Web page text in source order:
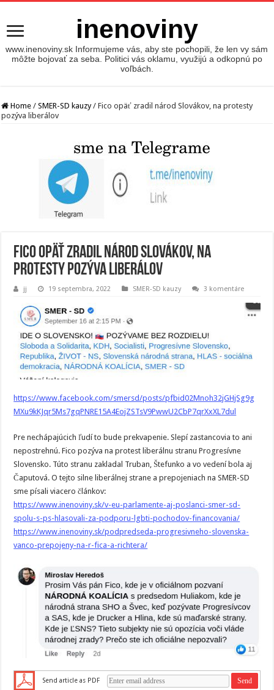
inenoviny
www.inenoviny.sk Informujeme vás, aby ste pochopili, že len vy sám
môžte bojovať za seba. Politici vás oklamu, využijú a odkopnú po
voľbách.
Home / SMER-SD kauzy / Fico opäť zradil národ Slovákov, na protesty
pozýva liberálov
Fico opäť zradil národ Slovákov, na
protesty pozýva liberálov
jj 19 septembra, 2022 SMER-SD kauzy 3 komentáre
https://www.facebook.com/smersd/posts/pfbid02Mnoh32jGHjSg9g
MXu9kKJqr5Ms7gqPNRE15A4EojZSTsV9PwwU2CbP7qrXxXL7dul
Pre nechápajúcich ľudí to bude prekvapenie. Slepí zastancovia to ani
nepostrehnú. Fico pozýva na protest liberálnu stranu Progresívne
Slovensko. Túto stranu zakladal Truban, Štefunko a vo vedení bola aj
Čaputová. O tejto silne liberálnej strane a prepojeniach na SMER-SD
sme písali viacero článkov:
https://www.inenoviny.sk/v-eu-parlamente-aj-poslanci-smer-sd-
spolu-s-ps-hlasovali-za-podporu-lgbti-pochodov-financovania/
https://www.inenoviny.sk/podpredseda-progresivneho-slovenska-
vanco-prepojeny-na-r-fica-a-richtera/
Send article as PDF